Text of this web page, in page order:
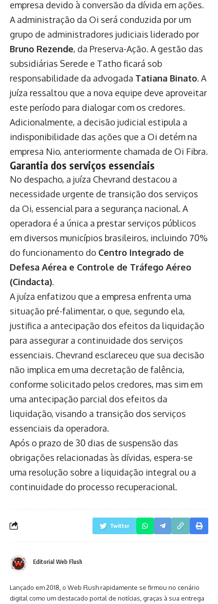
empresa devido à conversão da dívida em ações.
A administração da Oi será conduzida por um
grupo de administradores judiciais liderado por
Bruno Rezende, da Preserva-Ação. A gestão das
subsidiárias Serede e Tatho ficará sob
responsabilidade da advogada Tatiana Binato. A
juíza ressaltou que a nova equipe deve aproveitar
este período para dialogar com os credores.
Adicionalmente, a decisão judicial estipula a
indisponibilidade das ações que a Oi detém na
empresa Nio, anteriormente chamada de Oi Fibra.
Garantia dos serviços essenciais
No despacho, a juíza Chevrand destacou a
necessidade urgente de transição dos serviços
da Oi, essencial para a segurança nacional. A
operadora é a única a prestar serviços públicos
em diversos municípios brasileiros, incluindo 70%
do funcionamento do Centro Integrado de
Defesa Aérea e Controle de Tráfego Aéreo
(Cindacta).
A juíza enfatizou que a empresa enfrenta uma
situação pré-falimentar, o que, segundo ela,
justifica a antecipação dos efeitos da liquidação
para assegurar a continuidade dos serviços
essenciais. Chevrand esclareceu que sua decisão
não implica em uma decretação de falência,
conforme solicitado pelos credores, mas sim em
uma antecipação parcial dos efeitos da
liquidação, visando a transição dos serviços
essenciais da operadora.
Após o prazo de 30 dias de suspensão das
obrigações relacionadas às dívidas, espera-se
uma resolução sobre a liquidação integral ou a
continuidade do processo recuperacional.
Twitter
Editorial Web Flush
Lançado em 2018, o Web Flush rapidamente se firmou no cenário
digital como um destacado portal de notícias, graças à sua entrega